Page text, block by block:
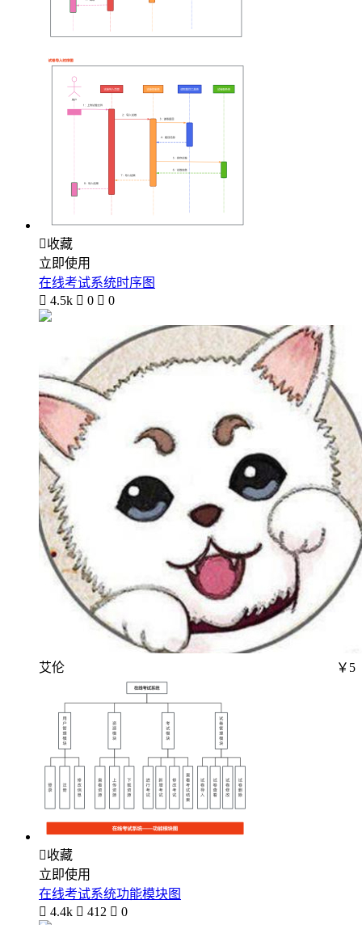
收藏
立即使用
在线考试系统时序图
 4.5k  0  0
艾伦 ￥5
收藏
立即使用
在线考试系统功能模块图
 4.4k  412  0